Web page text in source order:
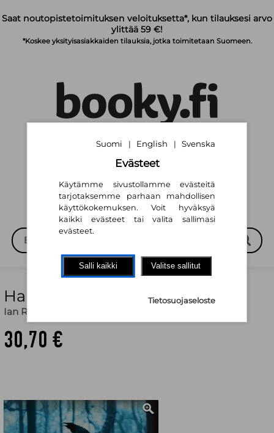
Saat noutopistetoimituksen veloituksetta*, kun tilauksesi arvo
ylittää 59 €!
*Koskee yksityisasiakkaiden tilauksia, jotka toimitetaan Suomeen.
Suomi | English | Svenska
Hautakivet sydämessä
Ian Rankin
30,70 €
Suomi | English | Svenska
Evästeet
Käytämme sivustollamme evästeitä
tarjotaksemme parhaan mahdollisen
käyttökokemuksen. Voit hyväksyä
kaikki evästeet tai valita sallimasi
evästeet.
Salli kaikki Valitse sallitut
Tietosuojaseloste